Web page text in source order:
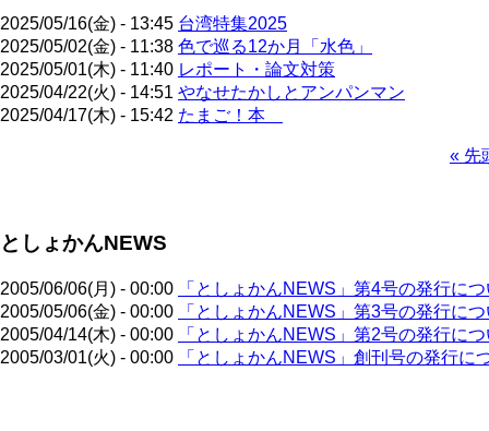
2025/05/16(金) - 13:45 台湾特集2025
2025/05/02(金) - 11:38 色で巡る12か月「水色」
2025/05/01(木) - 11:40 レポート・論文対策
2025/04/22(火) - 14:51 やなせたかしとアンパンマン
2025/04/17(木) - 15:42 たまご！本
送
先
« 先
としょかんNEWS
2005/06/06(月) - 00:00
「としょかんNEWS」第4号の発行に
2005/05/06(金) - 00:00
「としょかんNEWS」第3号の発行に
2005/04/14(木) - 00:00
「としょかんNEWS」第2号の発行に
2005/03/01(火) - 00:00
「としょかんNEWS」創刊号の発行に